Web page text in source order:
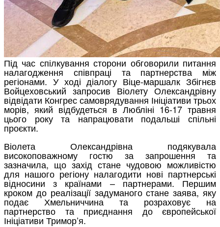
Під час спілкування сторони обговорили питання
налагодження співпраці та партнерства між
регіонами. У ході діалогу Віце-маршалк Збігнєв
Войцеховський запросив Віолету Олександрівну
відвідати Конгрес самоврядування Ініціативи трьох
морів, який відбудеться в Любліні 16-17 травня
цього року та напрацювати подальші спільні
проєкти.
Віолета Олександрівна подякувала
високоповажному гостю за запрошення та
зазначила, що захід стане чудовою можливістю
для нашого регіону налагодити нові партнерські
відносини з країнами – партнерами. Першим
кроком до реалізації задуманого стане заява, яку
подає Хмельниччина та розраховує на
партнерство та приєднання до європейської
Ініціативи Тримор’я.